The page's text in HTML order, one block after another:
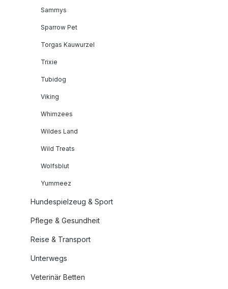
Sammys
Sparrow Pet
Torgas Kauwurzel
Trixie
Tubidog
Viking
Whimzees
Wildes Land
Wild Treats
Wolfsblut
Yummeez
Hundespielzeug & Sport
Pflege & Gesundheit
Reise & Transport
Unterwegs
Veterinär Betten